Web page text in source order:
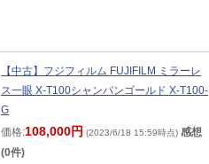
【中古】フジフィルム FUJIFILM ミラーレ
ス一眼 X-T100シャンパンゴールド X-T100-
G
価格:108,000円 (2023/6/18 15:59時点) 感想
(0件)